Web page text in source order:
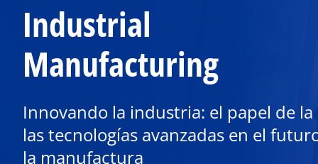
Industrial
Manufacturing
Innovando la industria: el papel de la
las tecnologías avanzadas en el
la manufactura